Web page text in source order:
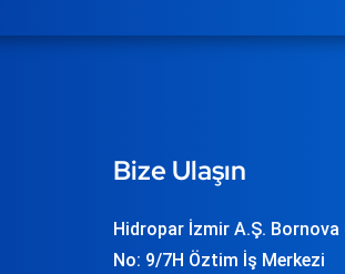
Bize Ulaşın
Hidropar İzmir A.Ş. Bornova
No: 9/7H Öztim İş Merkezi